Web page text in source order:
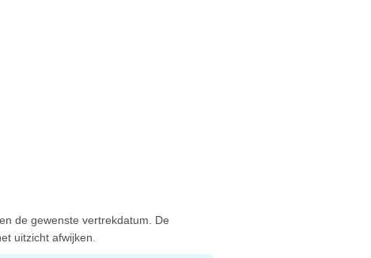
de gewenste vertrekdatum. De
uitzicht afwijken.